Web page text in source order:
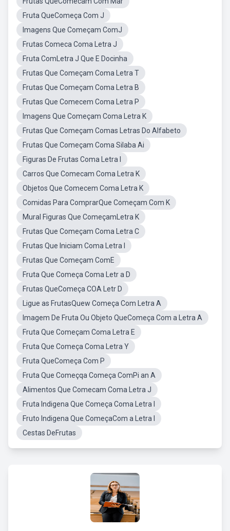
Fruta QueComeça Com J
Imagens Que Começam ComJ
Frutas Comeca Coma Letra J
Fruta ComLetra J Que E Docinha
Frutas Que Começam Coma Letra T
Frutas Que Começam Coma Letra B
Frutas Que Comecem Coma Letra P
Imagens Que Começam Coma Letra K
Frutas Que Começam Comas Letras Do Alfabeto
Frutas Que Começam Coma Silaba Ai
Figuras De Frutas Coma Letra I
Carros Que Comecam Coma Letra K
Objetos Que Comecem Coma Letra K
Comidas Para ComprarQue Começam Com K
Mural Figuras Que ComeçamLetra K
Frutas Que Começam Coma Letra C
Frutas Que Iniciam Coma Letra I
Frutas Que Começam ComE
Fruta Que Começa Coma Letr a D
Frutas QueComeça COA Letr D
Ligue as FrutasQuew Começa Com Letra A
Imagem De Fruta Ou Objeto QueComeça Com a Letra A
Fruta Que Começam Coma Letra E
Fruta Que Começa Coma Letra Y
Fruta QueComeça Com P
Fruta Que Começqa Começa ComPi an A
Alimentos Que Comecam Coma Letra J
Fruta Indigena Que Começa Coma Letra I
Fruto Indigena Que ComeçaCom a Letra I
Cestas DeFrutas